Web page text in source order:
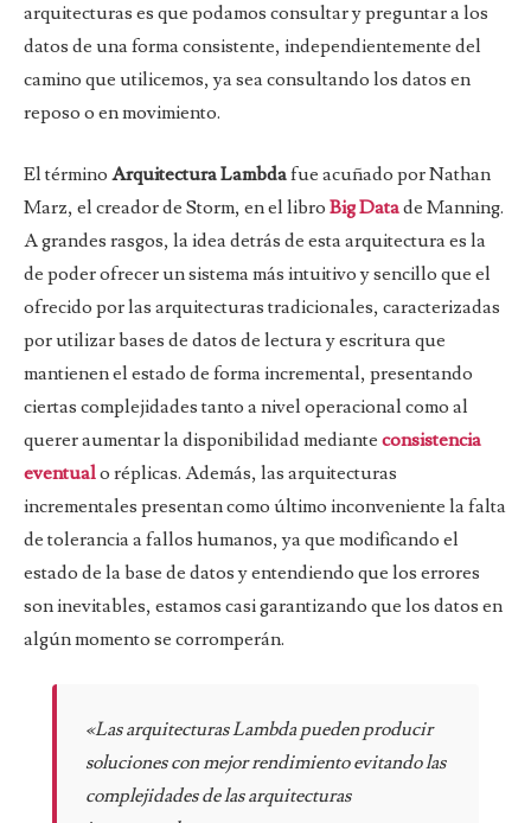
arquitecturas es que podamos consultar y preguntar a los
datos de una forma consistente, independientemente del
camino que utilicemos, ya sea consultando los datos en
reposo o en movimiento.
El término Arquitectura Lambdafue acuñado por Nathan
Marz, el creador de Storm, en el libro Big Datade Manning.
A grandes rasgos, la idea detrás de esta arquitectura es la
de poder ofrecer un sistema más intuitivo y sencillo que el
ofrecido por las arquitecturas tradicionales, caracterizadas
por utilizar bases de datos de lectura y escritura que
mantienen el estado de forma incremental, presentando
ciertas complejidades tanto a nivel operacional como al
querer aumentar la disponibilidad mediante consistencia
eventualo réplicas. Además, las arquitecturas
incrementales presentan como último inconveniente la falta
de tolerancia a fallos humanos, ya que modificando el
estado de la base de datos y entendiendo que los errores
son inevitables, estamos casi garantizando que los datos en
algún momento se corromperán.
«Las arquitecturas Lambda pueden producir
soluciones con mejor rendimiento evitando las
complejidades de las arquitecturas